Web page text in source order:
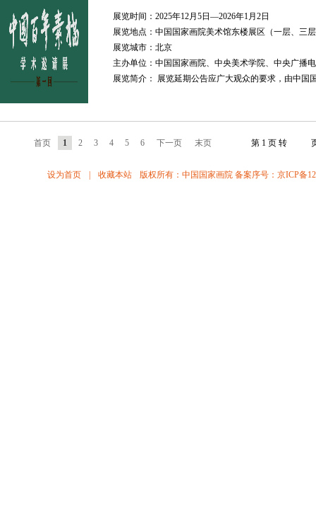
展览时间：2025年12月5日—2026年1月2日
展览地点：中国国家画院美术馆东楼展区（一层、三
展览城市：北京
主办单位：中国国家画院、中央美术学院、中央广播
展览简介： 展览延期公告应广大观众的要求，由中国
首页 1 2 3 4 5 6 下一页 末页 第 1 页 转